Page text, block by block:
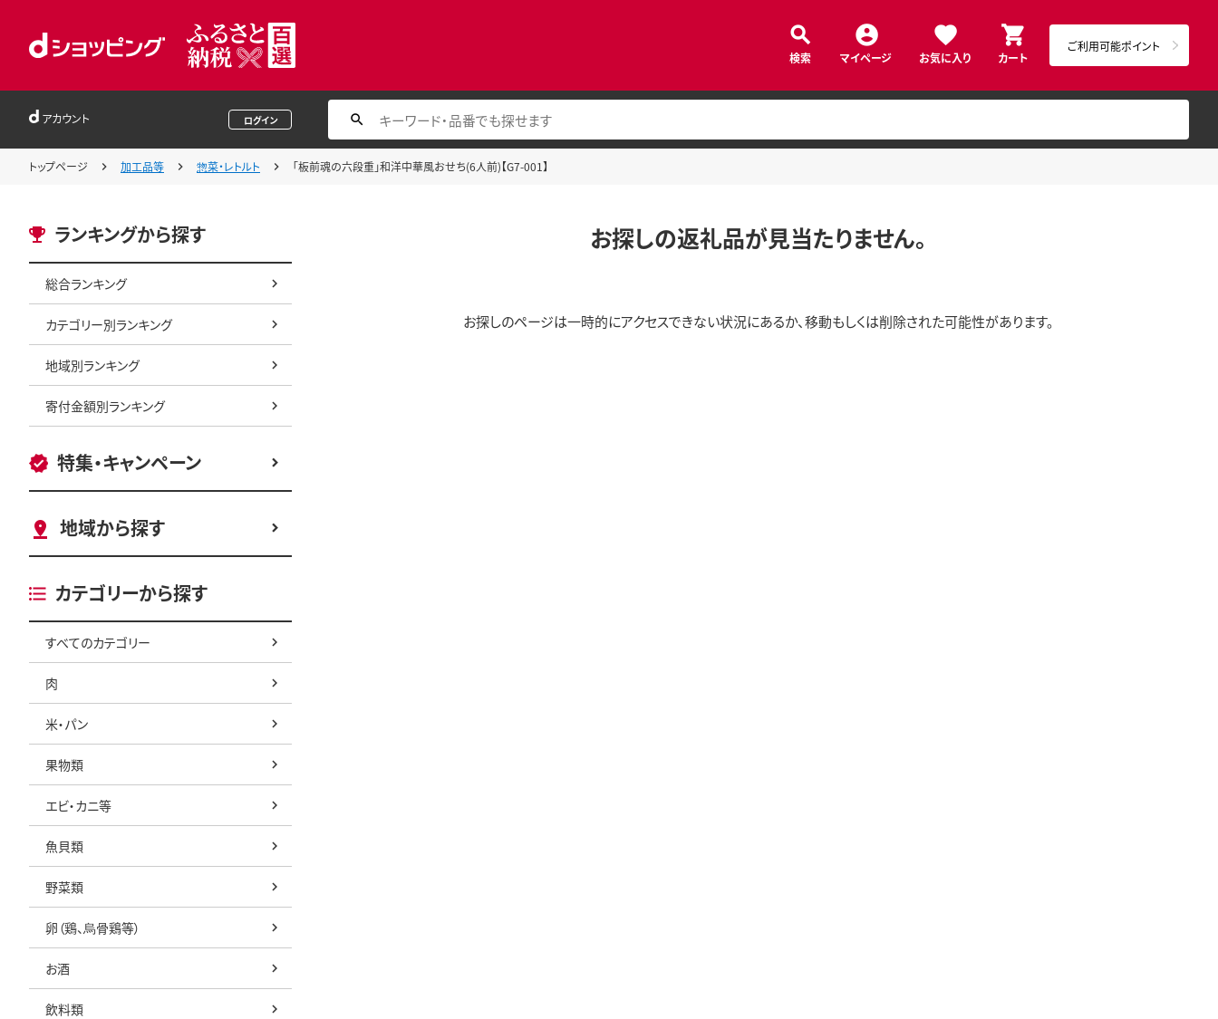
検索 マイページ お気に入り カート
ご利用可能ポイント
アカウント ログイン
トップページ 加工品等 惣菜・レトルト 「板前魂の六段重」和洋中華風おせち(6人前)【G7-001】
ランキングから探す
総合ランキング
カテゴリー別ランキング
地域別ランキング
寄付金額別ランキング
特集・キャンペーン
地域から探す
カテゴリーから探す
すべてのカテゴリー
肉
米・パン
果物類
エビ・カニ等
魚貝類
野菜類
卵（鶏、烏骨鶏等）
お酒
飲料類
お探しの返礼品が見当たりません。
お探しのページは一時的にアクセスできない状況にあるか、移動もしくは削除された可能性があります。